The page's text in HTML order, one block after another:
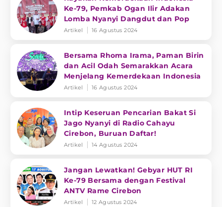
Ke-79, Pemkab Ogan Ilir Adakan
Lomba Nyanyi Dangdut dan Pop
Artikel 16 Agustus 2024
Bersama Rhoma Irama, Paman Birin
dan Acil Odah Semarakkan Acara
Menjelang Kemerdekaan Indonesia
Artikel 16 Agustus 2024
Intip Keseruan Pencarian Bakat Si
Jago Nyanyi di Radio Cahayu
Cirebon, Buruan Daftar!
Artikel 14 Agustus 2024
Jangan Lewatkan! Gebyar HUT RI
Ke-79 Bersama dengan Festival
ANTV Rame Cirebon
Artikel 12 Agustus 2024